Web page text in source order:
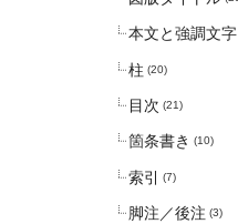
本文と強調文字
柱 (20)
目次 (21)
箇条書き (10)
索引 (7)
脚注／後注 (3)